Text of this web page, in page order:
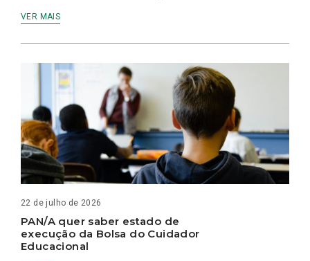
VER MAIS
22 de julho de 2026
PAN/A quer saber estado de
execução da Bolsa do Cuidador
Educacional